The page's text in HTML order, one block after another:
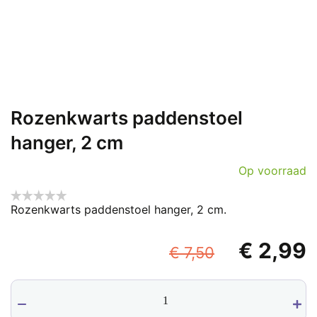
Rozenkwarts paddenstoel
hanger, 2 cm
Op voorraad
Rozenkwarts paddenstoel hanger, 2 cm.
€7,50 € 2,99
Rozenkwarts
paddenstoel